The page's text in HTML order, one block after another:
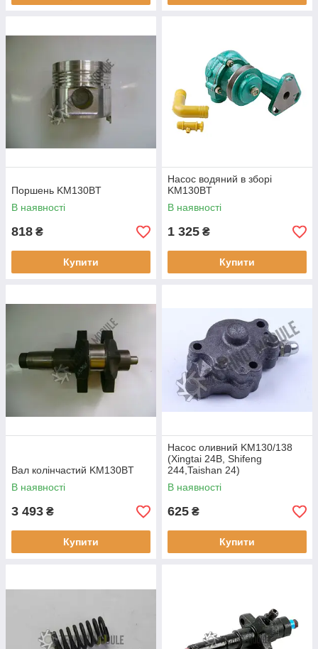
Поршень KM130BT
В наявності
818 ₴
Купити
Насос водяний в зборі
KM130BT
В наявності
1 325 ₴
Купити
Вал колінчастий KM130BT
В наявності
3 493 ₴
Купити
Насос оливний KM130/138
(Xingtai 24B, Shifeng
244,Taishan 24)
В наявності
625 ₴
Купити